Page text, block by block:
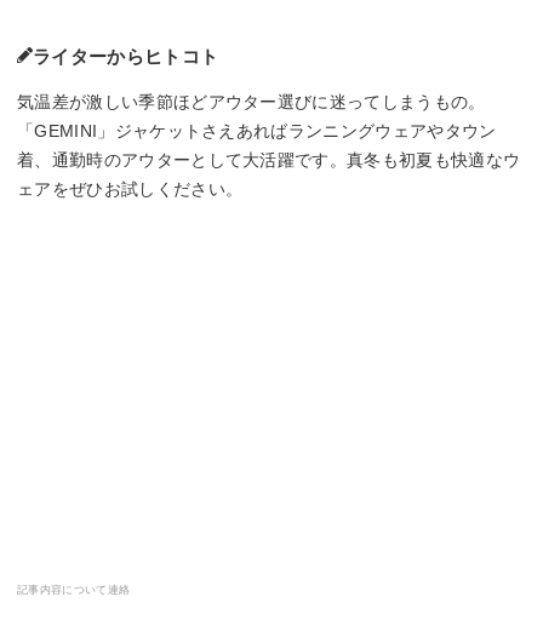
ライターからヒトコト
気温差が激しい季節ほどアウター選びに迷ってしまうもの。
「GEMINI」ジャケットさえあればランニングウェアやタウン
着、通勤時のアウターとして大活躍です。真冬も初夏も快適なウ
ェアをぜひお試しください。
記事内容について連絡